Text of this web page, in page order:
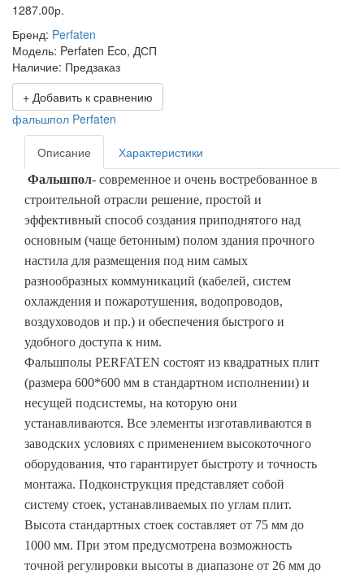
1287.00р.
Бренд: Perfaten
Модель: Perfaten Eco, ДСП
Наличие: Предзаказ
+ Добавить к сравнению
фальшпол Perfaten
Описание Характеристики
Фальшпол- современное и очень востребованное в
строительной отрасли решение, простой и
эффективный способ создания приподнятого над
основным (чаще бетонным) полом здания прочного
настила для размещения под ним самых
разнообразных коммуникаций (кабелей, систем
охлаждения и пожаротушения, водопроводов,
воздуховодов и пр.) и обеспечения быстрого и
удобного доступа к ним.
Фальшполы PERFATEN состоят из квадратных плит
(размера 600*600 мм в стандартном исполнении) и
несущей подсистемы, на которую они
устанавливаются. Все элементы изготавливаются в
заводских условиях с применением высокоточного
оборудования, что гарантирует быстроту и точность
монтажа. Подконструкция представляет собой
систему стоек, устанавливаемых по углам плит.
Высота стандартных стоек составляет от 75 мм до
1000 мм. При этом предусмотрена возможность
точной регулировки высоты в диапазоне от 26 мм до